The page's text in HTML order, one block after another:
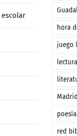
hora
juego
lectura
Madrid
poesía
red